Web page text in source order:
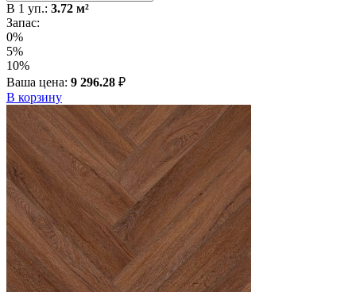
В 1 уп.: 3.72 м²
Запас:
0%
5%
10%
Ваша цена: 9 296.28 ₽
В корзину